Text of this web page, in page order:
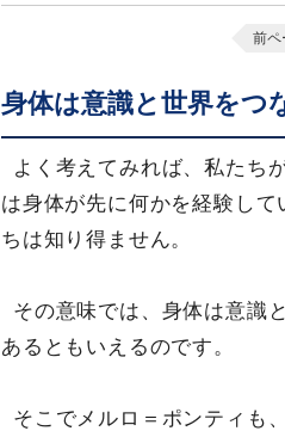
前ペ
身体は意識と世界をつ
よく考えてみれば、私たち
は身体が先に何かを経験し
ちは知り得ません。
その意味では、身体は意識
あるともいえるのです。
そこでメルロ＝ポンティも